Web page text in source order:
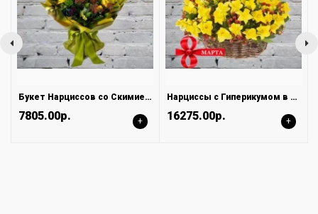
Букет Нарциссов со Скимией и Альстромериями
7805.00р. +
Нарциссы с Гиперикумом в Корзинке
16275.00р. +